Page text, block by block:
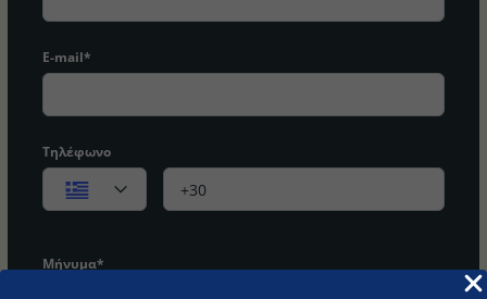
E-mail*
Τηλέφωνο
Μήνυμα*